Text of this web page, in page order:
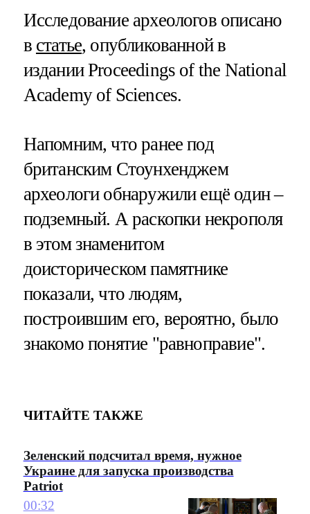
Исследование археологов описано
в статье, опубликованной в
издании Proceedings of the National
Academy of Sciences.
Напомним, что ранее под
британским Стоунхенджем
археологи обнаружили ещё один –
подземный. А раскопки некрополя
в этом знаменитом
доисторическом памятнике
показали, что людям,
построившим его, вероятно, было
знакомо понятие "равноправие".
ЧИТАЙТЕ ТАКЖЕ
Зеленский подсчитал время, нужное
Украине для запуска производства
Patriot
00:32